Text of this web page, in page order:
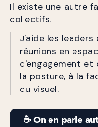
Il existe une autre
collectifs.
J'aide les
réunions en
d'engagement et
la posture, à la
du visuel.
☕ On en parle